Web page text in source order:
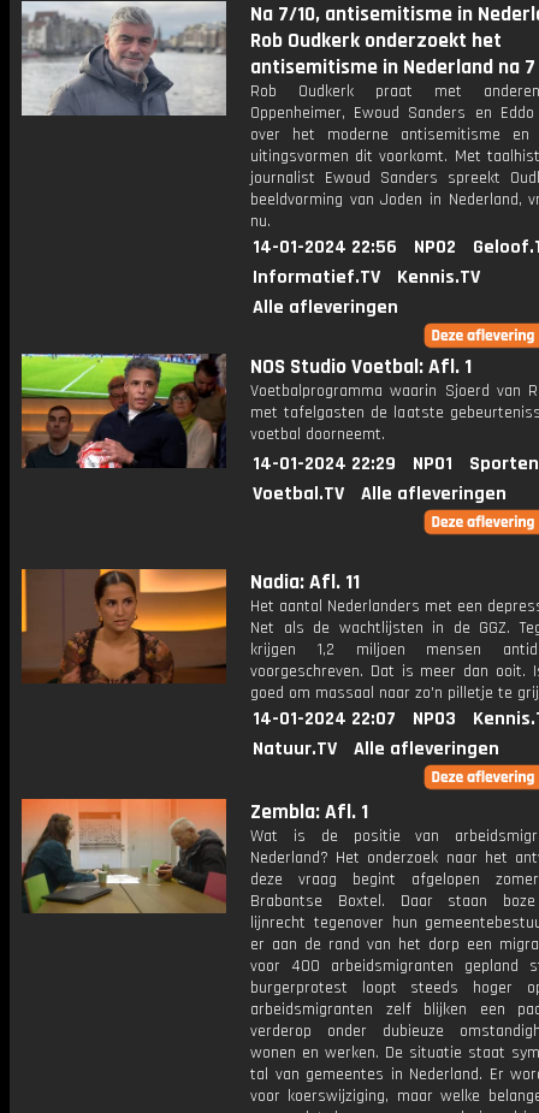
Na 7/10, antisemitisme in
Rob Oudkerk onderzoekt het
antisemitisme in Nederland na
Rob Oudkerk praat met
Oppenheimer, Ewoud Sanders en
over het moderne antisemitisme
uitingsvormen dit voorkomt. Met
journalist Ewoud Sanders spreekt
beeldvorming van Joden in Nederland,
nu.
14-01-2024 22:56 NPO2
Informatief.TV
Kennis.TV
Alle afleveringen
NOS Studio Voetbal: Afl. 1
Voetbalprogramma waarin Sjoerd van
met tafelgasten de laatste
voetbal doorneemt.
14-01-2024 22:29 NPO1
Voetbal.TV
Alle afleveringen
Nadia: Afl. 11
Het aantal Nederlanders met een
Net als de wachtlijsten in de GGZ.
krijgen 1,2 miljoen mensen
voorgeschreven. Dat is meer dan ooit.
goed om massaal naar zo'n pilletje te
14-01-2024 22:07 NPO3
Natuur.TV
Alle afleveringen
Zembla: Afl. 1
Wat is de positie van
Nederland? Het onderzoek naar het
deze vraag begint afgelopen
Brabantse Boxtel. Daar staan
lijnrecht tegenover hun
er aan de rand van het dorp een
voor 400 arbeidsmigranten gepland
burgerprotest loopt steeds hoger
arbeidsmigranten zelf blijken een
verderop onder dubieuze
wonen en werken. De situatie staat
tal van gemeentes in Nederland. Er
voor koerswijziging, maar welke